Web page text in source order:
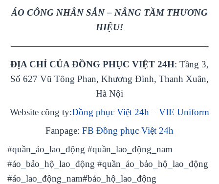
ÁO CÔNG NHÂN SẴN – NÂNG TẦM THƯƠNG
HIỆU!
—————————————————————-
ĐỊA CHỈ CỦA ĐỒNG PHỤC VIỆT 24H: Tầng 3,
Số 627 Vũ Tông Phan, Khương Đình, Thanh Xuân,
Hà Nội
Website công ty:Đồng phục Việt 24h – VIE Uniform
Fanpage: FB Đồng phục Việt 24h
#quần_áo_lao_động #quần_lao_động_nam
#áo_bảo_hộ_lao_động #quần_áo_bảo_hộ_lao_động
#áo_lao_động_nam#bảo_hộ_lao_động